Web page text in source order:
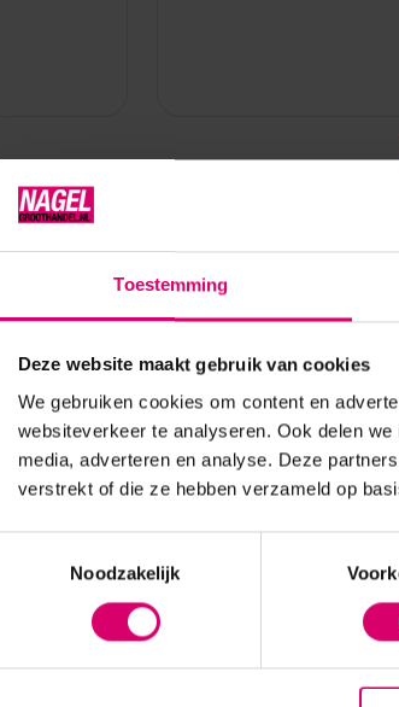
Toestemming
Deze website maakt gebruik van cookies
We gebruiken cookies om content en
websiteverkeer te analyseren. Ook delen
media, adverteren en analyse. Deze
verstrekt of die ze hebben verzameld op
Noodzakelijk